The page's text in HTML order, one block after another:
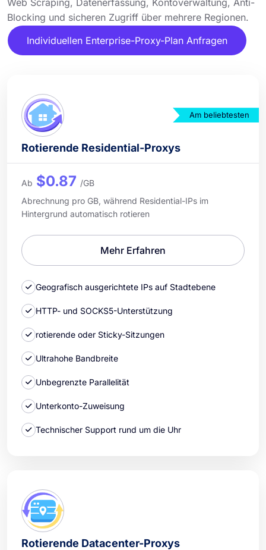
Blocking und sicheren Zugriff über mehrere Regionen.
Individuellen Enterprise-Proxy-Plan Anfragen
Am beliebtesten
Rotierende Residential-Proxys
Ab $0.87 /GB
Abrechnung pro GB, während Residential-IPs im
Hintergrund automatisch rotieren
Mehr Erfahren
Geografisch ausgerichtete IPs auf Stadtebene
HTTP- und SOCKS5-Unterstützung
rotierende oder Sticky-Sitzungen
Ultrahohe Bandbreite
Unbegrenzte Parallelität
Unterkonto-Zuweisung
Technischer Support rund um die Uhr
Rotierende Datacenter-Proxys